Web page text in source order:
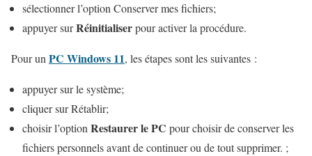
sélectionner l’option Conserver mes fichiers;
appuyer surRéinitialiserpour activer la procédure.
Pour unPC Windows 11, les étapes sont les suivantes :
appuyer sur le système;
cliquer sur Rétablir;
choisir l’optionRestaurer le PC pour choisir de conserver les
fichiers personnels avant de continuer ou de tout supprimer. ;